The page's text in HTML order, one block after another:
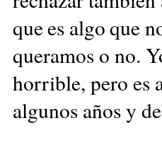
que es algo que
queramos o no.
horrible, pero es
algunos años y